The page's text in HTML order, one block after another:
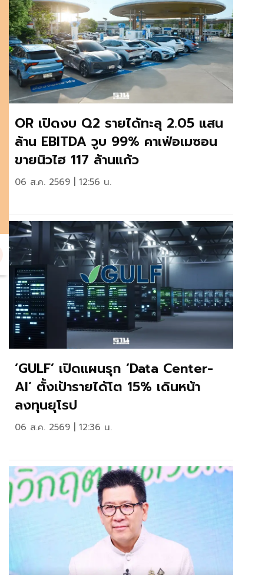
OR เปิดงบ Q2 รายได้ทะลุ 2.05 แสน
ล้าน EBITDA วูบ 99% คาเฟ่อเมซอน
ขายนิวไฮ 117 ล้านแก้ว
06 ส.ค. 2569 | 12:56 น.
‘GULF’ เปิดแผนรุก ‘Data Center-
AI’ ตั้งเป้ารายได้โต 15% เดินหน้า
ลงทุนยุโรป
06 ส.ค. 2569 | 12:36 น.